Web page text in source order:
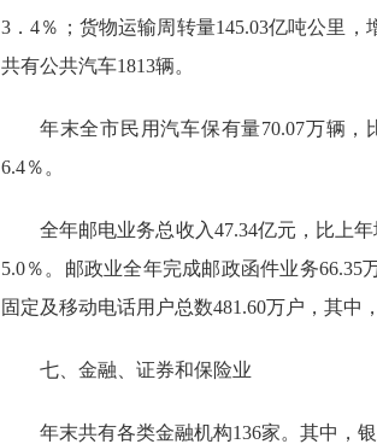
3．4％；货物运输周转量145.03亿吨公里，
共有公共汽车1813辆。
年末全市民用汽车保有量70.07万辆，
6.4％。
全年邮电业务总收入47.34亿元，比上
5.0％。邮政业全年完成邮政函件业务66.35
固定及移动电话用户总数481.60万户，其中
七、金融、证券和保险业
年末共有各类金融机构136家。其中，